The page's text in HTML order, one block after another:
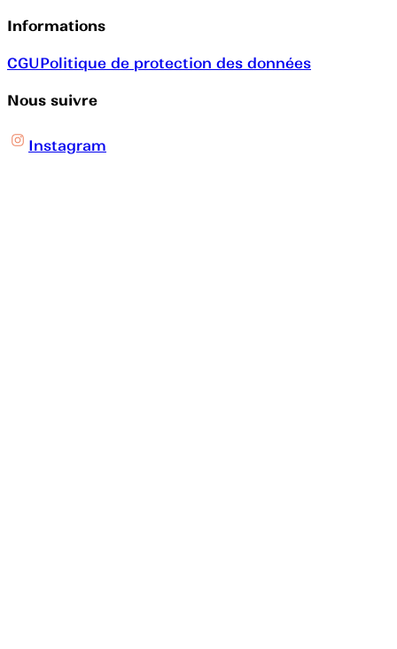
Informations
CGUPolitique de protection des données
Nous suivre
Instagram